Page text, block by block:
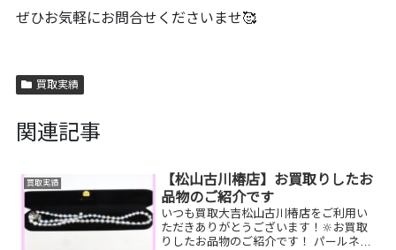
ぜひお気軽にお問合せくださいませ🥰
買取実績
関連記事
買取実績
【松山古川椿店】お買取りしたお
品物のご紹介です
いつも買取大吉松山古川椿店をご利用い
ただきありがとうございます！🔆お買取
りしたお品物のご紹介です！ パールネッ